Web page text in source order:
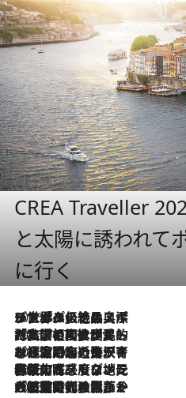
CREA Traveller
と太陽に誘われて
に行く
2026.8.8
リスボンの絶品スイーツ「パステル・デ・ナタ」とは？ポルトガル伝統の奥深い世界へ
2026.7.27
「私の祖国はポルトガル語です」国民的詩人フェルナンド・ペソアと、彼が愛した文学の街を歩く
2026.7.26
ポルトガル近海が育む極上の海の幸。キリリと冷えた白ワインと愉しむ、シーフード専門店の贅沢
2026.7.22
伝統の味をモダンに昇華。高感度な地元客が集う、リスボンの最旬ガストロノミー
2026.7.21
大航海時代の栄華から、震災、独裁、そして革命へ。ポルトガル・首都リスボンの石畳に刻まれた「歴史の光と影」